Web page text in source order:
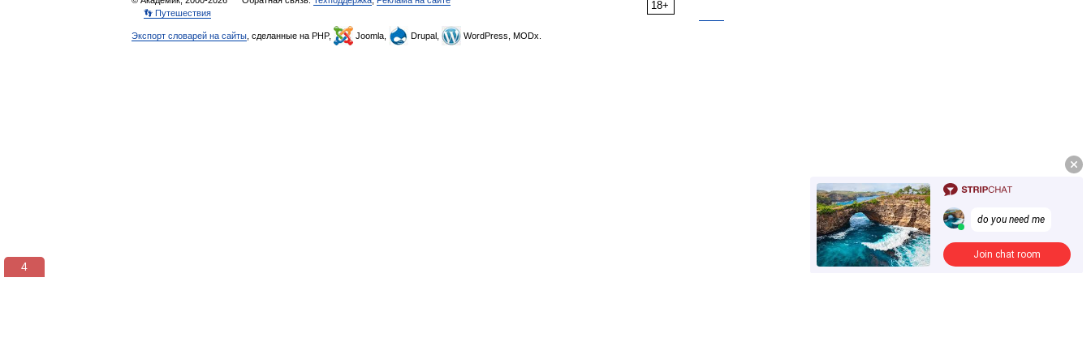
18+
👣 Путешествия
Экспорт словарей на сайты , сделанные на PHP, Joomla, Drupal, WordPress, MODx.
3